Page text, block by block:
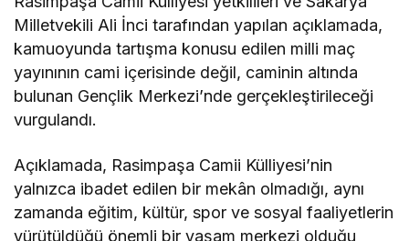
Milletvekili Ali İnci tarafından yapılan açıklamada,
kamuoyunda tartışma konusu edilen milli maç
yayınının cami içerisinde değil, caminin altında
bulunan Gençlik Merkezi’nde gerçekleştirileceği
vurgulandı.
Açıklamada, Rasimpaşa Camii Külliyesi’nin
yalnızca ibadet edilen bir mekân olmadığı, aynı
zamanda eğitim, kültür, spor ve sosyal faaliyetlerin
yürütüldüğü önemli bir yaşam merkezi olduğu